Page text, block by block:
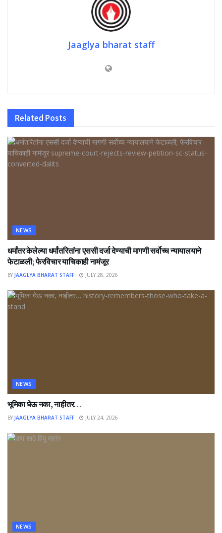
Jaaglya bharat staff
Related Posts
NEWS
धर्मांतर केलेल्या धर्मांतरितांना एससी दर्जा देण्याची मागणी सर्वोच्च न्यायालयाने
फेटाळली; फेरविचार याचिकाही नामंजूर
BY JAAGLYA BHARAT STAFF JULY 28, 2026
NEWS
भूमिका घेऊ नका, नाहीतर…
BY JAAGLYA BHARAT STAFF JULY 24, 2026
NEWS